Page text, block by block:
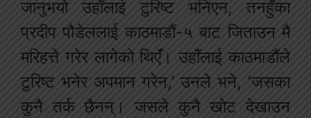
जानुभयो उहाँलाई टुरिष्ट भनिएन, तनहुँका
प्रदीप पौडेललाई काठमाडौं-५ बाट जिताउन मै
मरिहत्ते गरेर लागेको थिएँ। उहाँलाई काठमाडौंले
टुरिष्ट भनेर अपमान गरेन,’ उनले भने, ‘जसका
कुनै तर्क छैनन्। जसले कुनै खोट देखाउन